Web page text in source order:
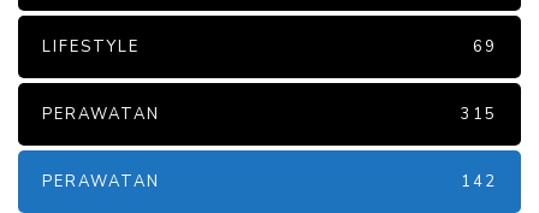
LIFESTYLE 69
PERAWATAN 315
PERAWATAN 142